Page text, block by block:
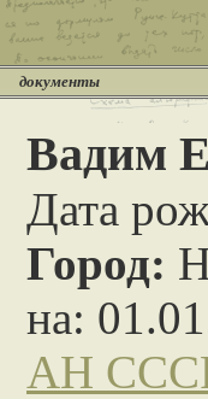
документы
Вадим
Дата
Город:
на:
АН